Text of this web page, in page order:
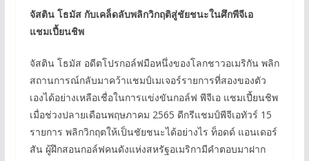
จัสติน โธมัส กับเคล็ดลับพลิกวิกฤติสู่ชัยชนะในศึกพีจีเอ
แชมเปี้ยนชิพ
จัสติน โธมัส อดีตโปรกอล์ฟมือหนึ่งของโลกชาวอเมริกัน พลิก
สถานการณ์กลับมาคว้าแชมป์เมเจอร์รายการที่สองของตัว
เองได้อย่างเหลือเชื่อในการแข่งขันกอล์ฟ พีจีเอ แชมเปี้ยนชิพ
เมื่อช่วงปลายเดือนพฤษภาคม 2565 ดีกรีแชมป์พีจีเอทัวร์ 15
รายการ พลิกวิกฤตให้เป็นชัยชนะได้อย่างไร ท็อดด์ แอนเดอร์
สัน ผู้ฝึกสอนกอล์ฟคนดังแห่งสหรัฐอเมริกามีคำตอบมาฝาก